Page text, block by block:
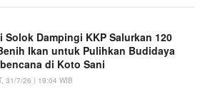
Solok Dampingi KKP Salurkan 120
Ikan untuk Pulihkan Budidaya
di Koto Sani
31/7/26 | 19:04 WIB